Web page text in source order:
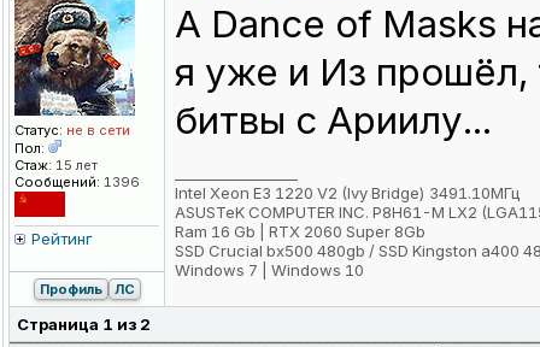
Статус: не в сети
Пол:
Стаж: 15 лет
Сообщений: 1396
Рейтинг
A Dance of Masks
я уже и Из прошёл,
битвы с Ариилу...
Intel Xeon E3 1220 V2 (Ivy Bridge) 3491.10МГц
ASUSTeK COMPUTER INC. P8H61-M LX2
Ram 16 Gb | RTX 2060 Super 8Gb
SSD Crucial bx500 480gb / SSD Kingston a400
Windows 7 | Windows 10
Профиль ЛС
Страница 1 из 2